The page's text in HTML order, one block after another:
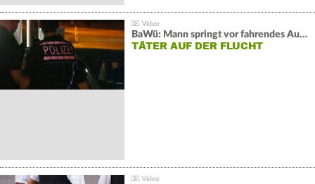
BaWü: Mann springt vor fahrendes Auto und schießt
TÄTER AUF DER FLUCHT